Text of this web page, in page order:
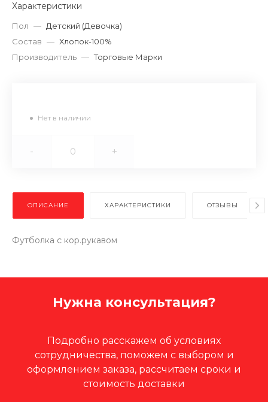
Характеристики
Пол — Детский (Девочка)
Состав — Хлопок-100%
Производитель — Торговые Марки
Нет в наличии
- +
ОПИСАНИЕ ХАРАКТЕРИСТИКИ ОТЗЫВЫ
Футболка с кор.рукавом
Нужна консультация?
Подробно расскажем об условиях
сотрудничества, поможем с выбором и
оформлением заказа, рассчитаем сроки и
стоимость доставки